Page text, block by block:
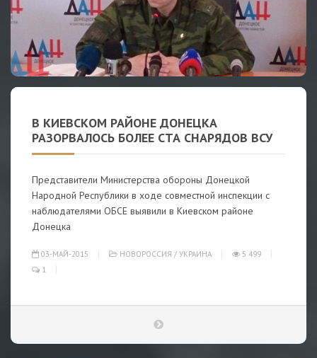
В КИЕВСКОМ РАЙОНЕ ДОНЕЦКА
РАЗОРВАЛОСЬ БОЛЕЕ СТА СНАРЯДОВ ВСУ
Представители Министерства обороны Донецкой
Народной Республики в ходе совместной инспекции с
наблюдателями ОБСЕ выявили в Киевском районе
Донецка
03-МАЙ-2015 НОВОРОССИЯ / УКРАИНА
5 499
1